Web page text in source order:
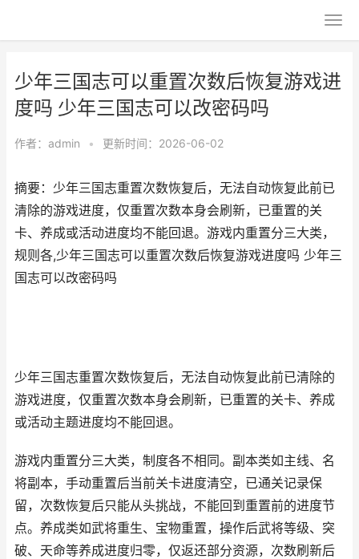
少年三国志可以重置次数后恢复游戏进
度吗 少年三国志可以改密码吗
作者： admin • 更新时间：2026-06-02
摘要：少年三国志重置次数恢复后，无法自动恢复此前已
清除的游戏进度，仅重置次数本身会刷新，已重置的关
卡、养成或活动进度均不能回退。游戏内重置分三大类，
规则各,少年三国志可以重置次数后恢复游戏进度吗 少年三
国志可以改密码吗
少年三国志重置次数恢复后，无法自动恢复此前已清除的
游戏进度，仅重置次数本身会刷新，已重置的关卡、养成
或活动主题进度均不能回退。
游戏内重置分三大类，制度各不相同。副本类如主线、名
将副本，手动重置后当前关卡进度清空，已通关记录保
留，次数恢复后只能从头挑战，不能回到重置前的进度节
点。养成类如武将重生、宝物重置，操作后武将等级、突
破、天命等养成进度归零，仅返还部分资源，次数刷新后